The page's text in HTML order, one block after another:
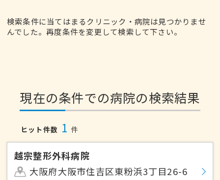
検索条件に当てはまるクリニック・病院は見つかりませ
んでした。再度条件を変更して検索して下さい。
現在の条件での病院の検索結果
ヒット件数 1 件
越宗整形外科病院
大阪府大阪市住吉区東粉浜3丁目26-6